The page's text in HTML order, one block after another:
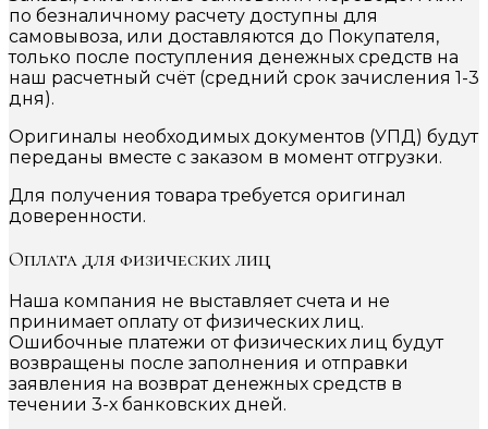
по безналичному расчету доступны для
самовывоза, или доставляются до Покупателя,
только после поступления денежных средств на
наш расчетный счёт (средний срок зачисления 1-3
дня).
Оригиналы необходимых документов (УПД) будут
переданы вместе с заказом в момент отгрузки.
Для получения товара требуется оригинал
доверенности.
Оплата для физических лиц
Наша компания не выставляет счета и не
принимает оплату от физических лиц.
Ошибочные платежи от физических лиц будут
возвращены после заполнения и отправки
заявления на возврат денежных средств в
течении 3-х банковских дней.